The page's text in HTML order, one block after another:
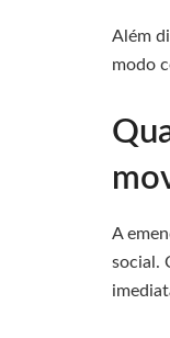
Além
modo
A
social.